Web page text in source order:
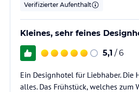
Verifizierter Aufenthalt
Kleines, sehr feines
5,1 / 6
Ein Designhotel für Liebhaber. Die
alles. Das Frühstück, welches zum